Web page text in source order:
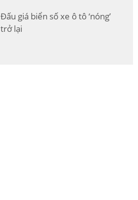
Đấu giá biển số xe ô tô ‘nóng’
trở lại